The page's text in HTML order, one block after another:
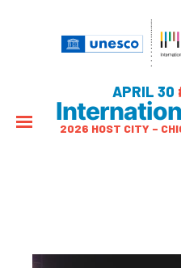
APRIL 30
2026 HOST CITY –